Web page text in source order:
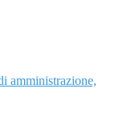
amministrazione,